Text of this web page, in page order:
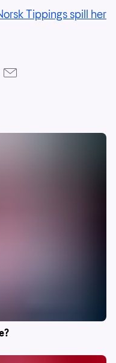
Tippings spill her